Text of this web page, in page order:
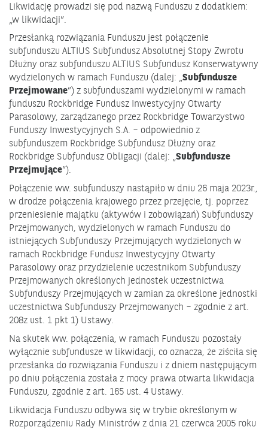
Likwidację prowadzi się pod nazwą Funduszu z dodatkiem:
„w likwidacji”.
Przesłanką rozwiązania Funduszu jest połączenie
subfunduszu ALTIUS Subfundusz Absolutnej Stopy Zwrotu
Dłużny oraz subfunduszu ALTIUS Subfundusz Konserwatywny
wydzielonych w ramach Funduszu (dalej: „Subfundusze
Przejmowane”) z subfunduszami wydzielonymi w ramach
funduszu Rockbridge Fundusz Inwestycyjny Otwarty
Parasolowy, zarządzanego przez Rockbridge Towarzystwo
Funduszy Inwestycyjnych S.A. – odpowiednio z
subfunduszem Rockbridge Subfundusz Dłużny oraz
Rockbridge Subfundusz Obligacji (dalej: „Subfundusze
Przejmujące”).
Połączenie ww. subfunduszy nastąpiło w dniu 26 maja 2023r.,
w drodze połączenia krajowego przez przejęcie, tj. poprzez
przeniesienie majątku (aktywów i zobowiązań) Subfunduszy
Przejmowanych, wydzielonych w ramach Funduszu do
istniejących Subfunduszy Przejmujących wydzielonych w
ramach Rockbridge Fundusz Inwestycyjny Otwarty
Parasolowy oraz przydzielenie uczestnikom Subfunduszy
Przejmowanych określonych jednostek uczestnictwa
Subfunduszy Przejmujących w zamian za określone jednostki
uczestnictwa Subfunduszy Przejmowanych – zgodnie z art.
208z ust. 1 pkt 1) Ustawy.
Na skutek ww. połączenia, w ramach Funduszu pozostały
wyłącznie subfundusze w likwidacji, co oznacza, że ziściła się
przesłanka do rozwiązania Funduszu i z dniem następującym
po dniu połączenia została z mocy prawa otwarta likwidacja
Funduszu, zgodnie z art. 165 ust. 4 Ustawy.
Likwidacja Funduszu odbywa się w trybie określonym w
Rozporządzeniu Rady Ministrów z dnia 21 czerwca 2005 roku